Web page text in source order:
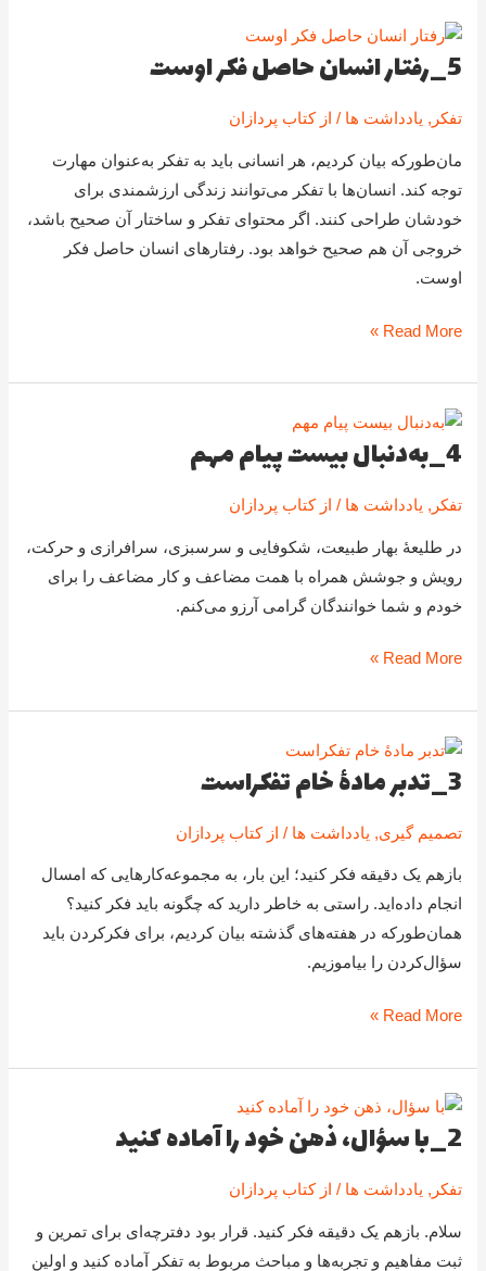
5_رفتار انسان حاصل فکر اوست
تفکر , یادداشت ها / از کتاب پردازان
مان‌طورکه بیان کردیم، هر انسانی باید به تفکر به‌عنوان مهارت
توجه کند. انسان‌ها با تفکر می‌توانند زندگی ارزشمندی برای
خودشان طراحی کنند. اگر محتوای تفکر و ساختار آن صحیح باشد،
خروجی آن هم صحیح خواهد بود. رفتارهای انسان حاصل فکر
اوست.
5_رفتار
حاصل
فکر
اوست
Read More »
4_به‌دنبال بیست پیام مهم
تفکر , یادداشت ها / از کتاب پردازان
در طلیعۀ بهار طبیعت، شکوفایی و سرسبزی، سرافرازی و حرکت،
رویش و جوشش همراه با همت مضاعف و کار مضاعف را برای
خودم و شما خوانندگان گرامی آرزو می‌کنم.
4_به‌دنبال
پیام
Read More »
3_تدبر مادۀ خام تفکراست
تصمیم گیری, یادداشت ها / از کتاب پردازان
بازهم یک دقیقه فکر کنید؛ این بار، به مجموعه‌کارهایی که امسال
انجام داده‌اید. راستی به خاطر دارید که چگونه باید فکر کنید؟
همان‌طورکه در هفته‌های گذشته بیان کردیم، برای فکرکردن باید
سؤال‌کردن را بیاموزیم.
3_تدبر
خام
تفکراست
Read More »
2_با سؤال، ذهن خود را آماده کنید
تفکر , یادداشت ها / از کتاب پردازان
سلام. بازهم یک دقیقه فکر کنید. قرار بود دفترچه‌ای برای تمرین و
ثبت مفاهیم و تجربه‌ها و مباحث مربوط به تفکر آماده کنید و اولین
2_با
ذهن
خود
را